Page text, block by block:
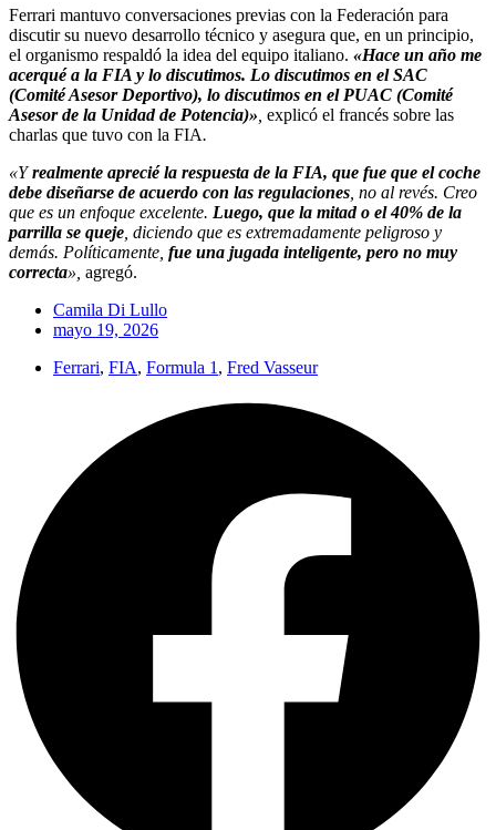
Ferrari mantuvo conversaciones previas con la Federación para
discutir su nuevo desarrollo técnico y asegura que, en un principio,
el organismo respaldó la idea del equipo italiano. «Hace un año me
acerqué a la FIA y lo discutimos. Lo discutimos en el SAC
(Comité Asesor Deportivo), lo discutimos en el PUAC (Comité
Asesor de la Unidad de Potencia)» explicó el francés sobre las
charlas que tuvo con la FIA.
«Yrealmente aprecié la respuesta de la FIA, que fue que el coche
debe diseñarse de acuerdo con las regulaciones , no al revés. Creo
que es un enfoque excelente. Luego, que la mitad o el 40% de la
parrilla se queje , diciendo que es extremadamente peligroso y
demás. Políticamente, fue una jugada inteligente, pero no muy
correcta», agregó.
Camila Di Lullo
mayo 19, 2026
Ferrari, FIA, Formula 1 , Fred Vasseur